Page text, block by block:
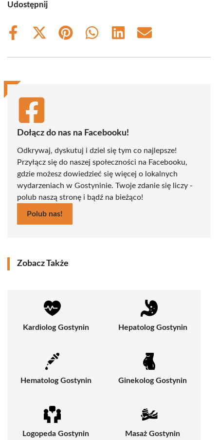
Udostępnij
Share
Share
(Twitter)
Share
Share
Share
Share
Dołącz do nas na Facebooku!
Odkrywaj, dyskutuj i dziel się tym co najlepsze!
Przyłącz się do naszej społeczności na Facebooku,
gdzie możesz dowiedzieć się więcej o lokalnych
wydarzeniach w Gostyninie. Twoje zdanie się liczy -
polub naszą stronę i bądź na bieżąco!
Polub nas!
Zobacz Także
Kardiolog Gostynin Hepatolog Gostynin
Hematolog Gostynin Ginekolog Gostynin
Logopeda Gostynin Masaż Gostynin